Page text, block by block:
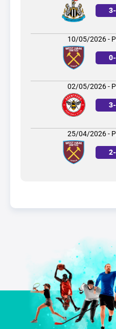
3-
10/05/2026 -
0-
02/05/2026 -
3-
25/04/2026 -
2-